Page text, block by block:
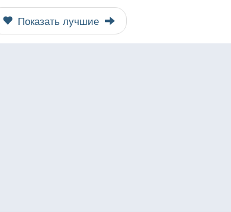
Показать лучшие